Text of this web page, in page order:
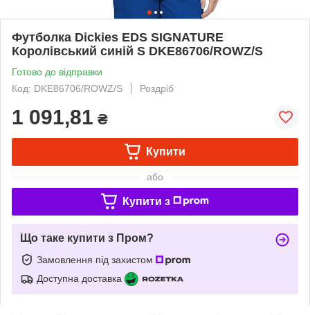
Футболка Dickies EDS SIGNATURE
Королівський синій S DKE86706/ROWZ/S
Готово до відправки
Код: DKE86706/ROWZ/S
Роздріб
1 091,81 ₴
Купити
або
Купити з
Що таке купити з Пром?
Замовлення під захистом
Доступна доставка